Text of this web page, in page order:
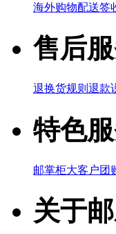
海外购物配送签
售后
退换货规则 退款
特色
邮掌柜大客户团
关于